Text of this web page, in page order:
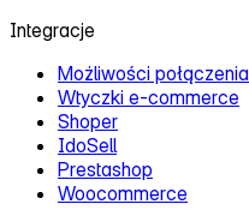
Integracje
Możliwości połączenia
Wtyczki e‑commerce
Shoper
IdoSell
Prestashop
Woocommerce